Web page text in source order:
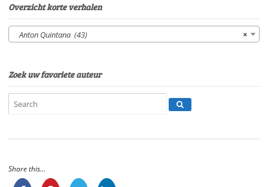
van
EerdenburgSpeelduur:
15'36"
Overzicht korte verhalen
×
Anton Quintana (43)
Zoek uw favoriete auteur
Share this...